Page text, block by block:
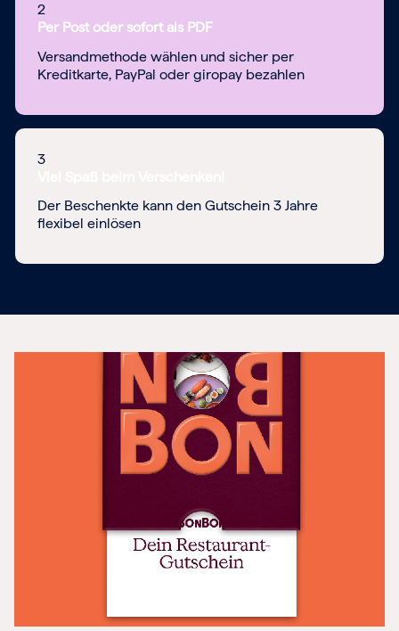
2
Per Post oder sofort als PDF
Versandmethode wählen und sicher per
Kreditkarte, PayPal oder giropay bezahlen
3
Der Beschenkte kann den Gutschein 3 Jahre
flexibel einlösen